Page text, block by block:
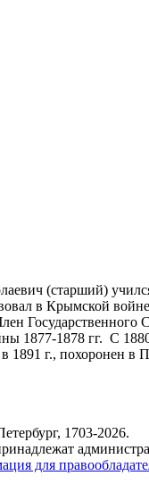
(старший)
в Крымской
1877-1878 гг. С
г., похоронен в
1703-2026.
для